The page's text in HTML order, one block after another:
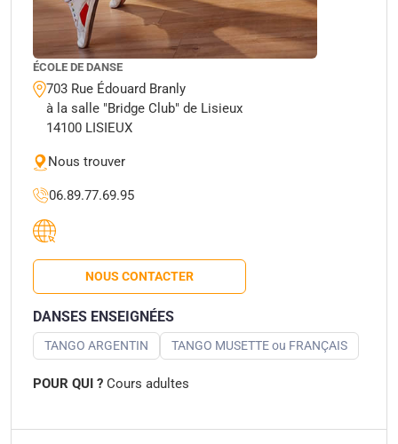
ÉCOLE DE DANSE
703 Rue Édouard Branly
à la salle "Bridge Club" de Lisieux
14100 LISIEUX
Nous trouver
06.89.77.69.95
NOUS CONTACTER
DANSES ENSEIGNÉES
TANGO ARGENTIN TANGO MUSETTE ou FRANÇAIS
POUR QUI ? Cours adultes